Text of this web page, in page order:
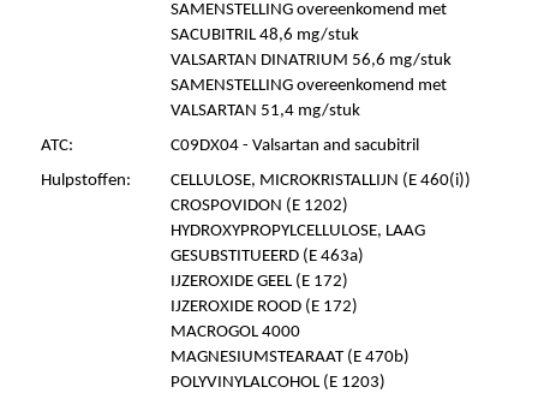
SAMENSTELLING overeenkomend met
SACUBITRIL 48,6 mg/stuk
VALSARTAN DINATRIUM 56,6 mg/stuk
SAMENSTELLING overeenkomend met
VALSARTAN 51,4 mg/stuk
ATC:
C09DX04 - Valsartan and sacubitril
Hulpstoffen:
CELLULOSE, MICROKRISTALLIJN (E 460(i))
CROSPOVIDON (E 1202)
HYDROXYPROPYLCELLULOSE, LAAG
GESUBSTITUEERD (E 463a)
IJZEROXIDE GEEL (E 172)
IJZEROXIDE ROOD (E 172)
MACROGOL 4000
MAGNESIUMSTEARAAT (E 470b)
POLYVINYLALCOHOL (E 1203)